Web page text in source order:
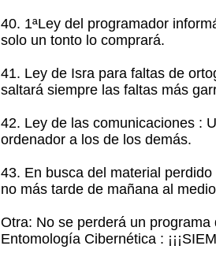
40. 1ªLey del programador
solo un tonto lo comprará.
41. Ley de Isra para faltas de
saltará siempre las faltas más
42. Ley de las comunicaciones :
ordenador a los de los demás.
43. En busca del material
no más tarde de mañana al
Otra: No se perderá un
Entomología Cibernética :